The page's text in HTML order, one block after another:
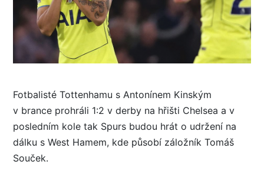
Fotbalisté Tottenhamu s Antonínem Kinským
v brance prohráli 1:2 v derby na hřišti Chelsea a v
posledním kole tak Spurs budou hrát o udržení na
dálku s West Hamem, kde působí záložník Tomáš
Souček.